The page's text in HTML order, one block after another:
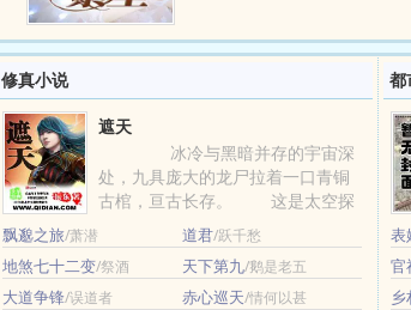
修真小说
遮天
冰冷与黑暗并存的宇宙深
处，九具庞大的龙尸拉着一口青铜
古棺，亘古长存。 这是太空探
测器在枯寂的宇宙中捕捉......
飘邈之旅/萧潜 道君/跃千愁
地煞七十二变/祭酒 天下第九/鹅是老五
大道争锋/误道者 赤心巡天/情何以甚
都
表
官